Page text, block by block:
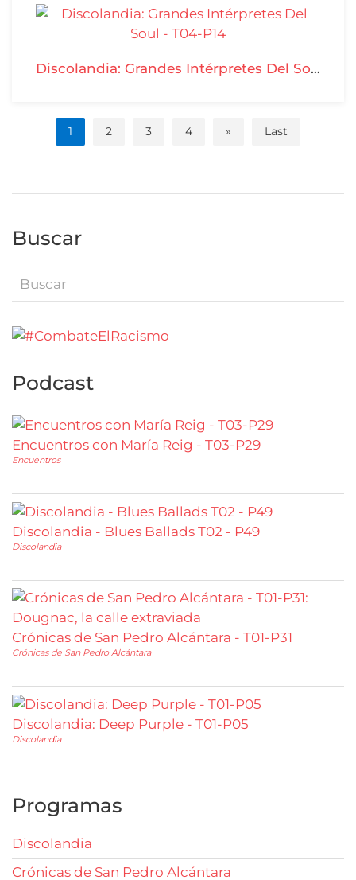
Discolandia: Grandes Intérpretes Del Soul - T04-P14
1 2 3 4 » Last
Buscar
Podcast
Encuentros con María Reig - T03-P29
Encuentros
Discolandia - Blues Ballads T02 - P49
Discolandia
Crónicas de San Pedro Alcántara - T01-P31
Crónicas de San Pedro Alcántara
Discolandia: Deep Purple - T01-P05
Discolandia
Programas
Discolandia
Crónicas de San Pedro Alcántara